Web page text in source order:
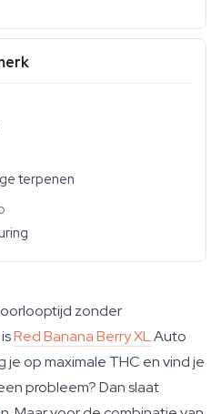
terpenen
zonder
Red Banana Berry XLAuto
je op maximale THC en vind je
probleem? Dan slaat